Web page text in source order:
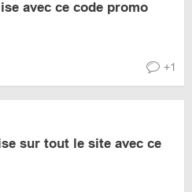
avec ce code promo
+1
sur tout le site avec ce